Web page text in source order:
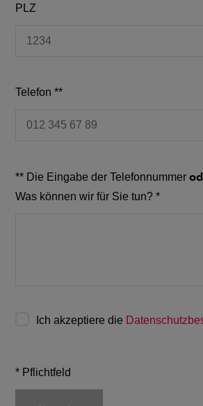
PLZ
Telefon **
** Die Eingabe der Telefonnummer
Was können wir für Sie tun? *
Ich akzeptiere die
* Pflichtfeld